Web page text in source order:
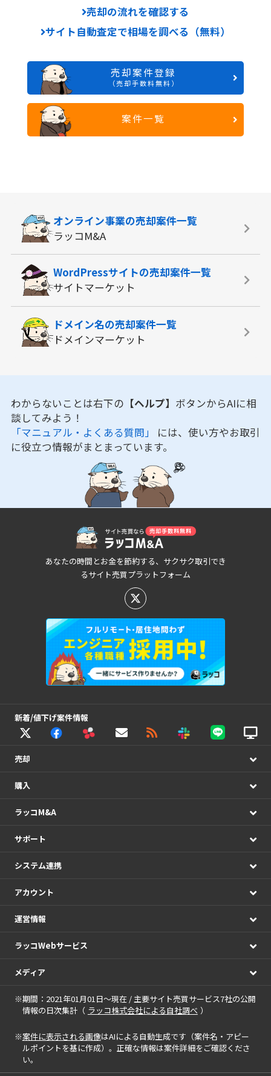
売却の流れを確認する
サイト自動査定で相場を調べる（無料）
売却案件登録
（売却手数料無料）
案件一覧
オンライン事業の売却案件一覧
ラッコM&A
WordPressサイトの売却案件一覧
サイトマーケット
ドメイン名の売却案件一覧
ドメインマーケット
わからないことは右下の 【ヘルプ】 ボタンからAIに相
談してみよう！
「マニュアル・よくある質問」 には、使い方やお取引
に役立つ情報がまとまっています。
あなたの時間とお金を節約する、サクサク取引でき
るサイト売買プラットフォーム
新着/値下げ案件情報
売却
購入
ラッコM&A
サポート
システム連携
アカウント
運営情報
ラッコWebサービス
メディア
※期間：2021年01月01日～現在 / 主要サイト売買サービス7社の公開
情報の日次集計（ ラッコ株式会社による自社調べ ）
※案件に表示される画像はAIによる自動生成です（案件名・アピー
ルポイントを基に作成）。正確な情報は案件詳細をご確認くださ
い。